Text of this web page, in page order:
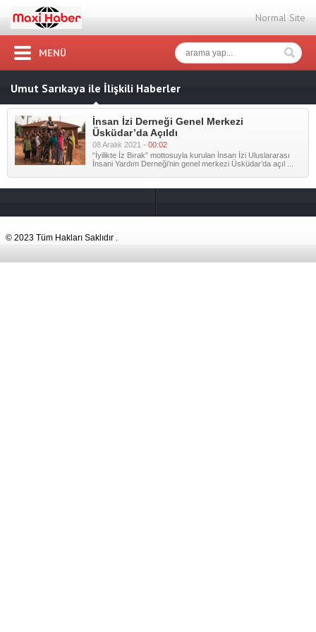
Normal Site
MENÜ
Umut Sarıkaya ile İlişkili Haberler
İnsan İzi Derneği Genel Merkezi
Üsküdar’da Açıldı
08 Aralık 2021 - 00:02
“İyilikte İz Bırak” mottosuyla kurulan İnsan İzi Uluslararası
İnsani Yardım Derneği’nin genel merkezi Üsküdar’da açıl ...
© 2023 Tüm Hakları Saklıdır .